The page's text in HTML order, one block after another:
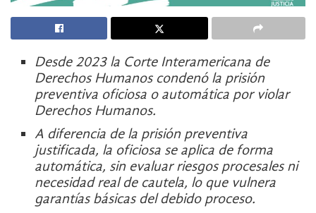
Desde 2023 la Corte Interamericana de
Derechos Humanos condenóla prisión
preventiva oficiosa o automática por violar
Derechos Humanos.
A diferencia de la prisión preventiva
justificada, la oficiosa se aplica de forma
automática, sin evaluar riesgos procesales ni
necesidad real de cautela, lo que vulnera
garantías básicas del debido proceso.